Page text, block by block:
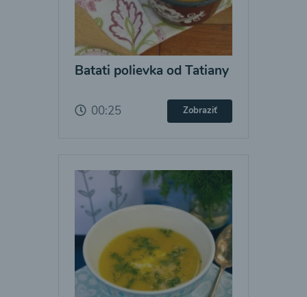
Batati polievka od Tatiany
00:25 Zobraziť